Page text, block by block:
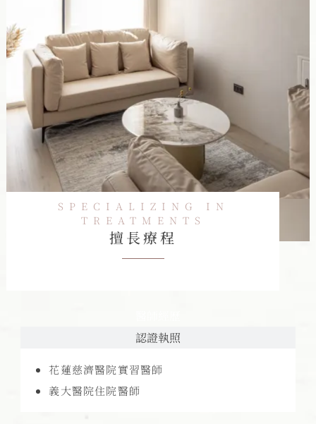
SPECIALIZING IN
TREATMENTS
擅長療程
認證執照
花蓮慈濟醫院實習醫師
義大醫院住院醫師